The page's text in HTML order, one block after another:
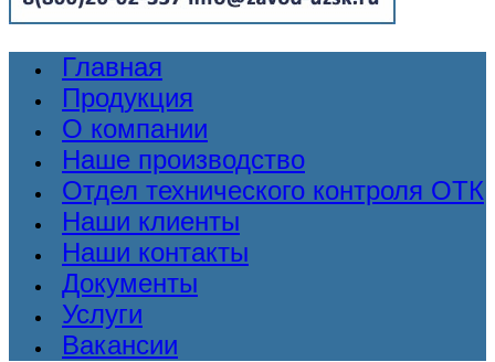
Главная
Продукция
О компании
Наше производство
Отдел технического контроля ОТК
Наши клиенты
Наши контакты
Документы
Услуги
Вакансии